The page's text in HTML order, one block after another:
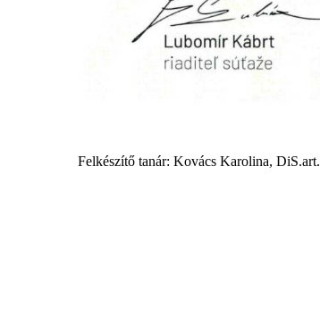
Felkészítő tanár: Kovács Karolina, DiS.art.